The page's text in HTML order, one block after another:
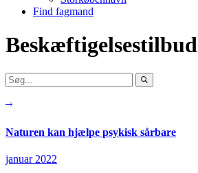
Find fagmand
Beskæftigelsestilbud
Naturen kan hjælpe psykisk sårbare
januar 2022